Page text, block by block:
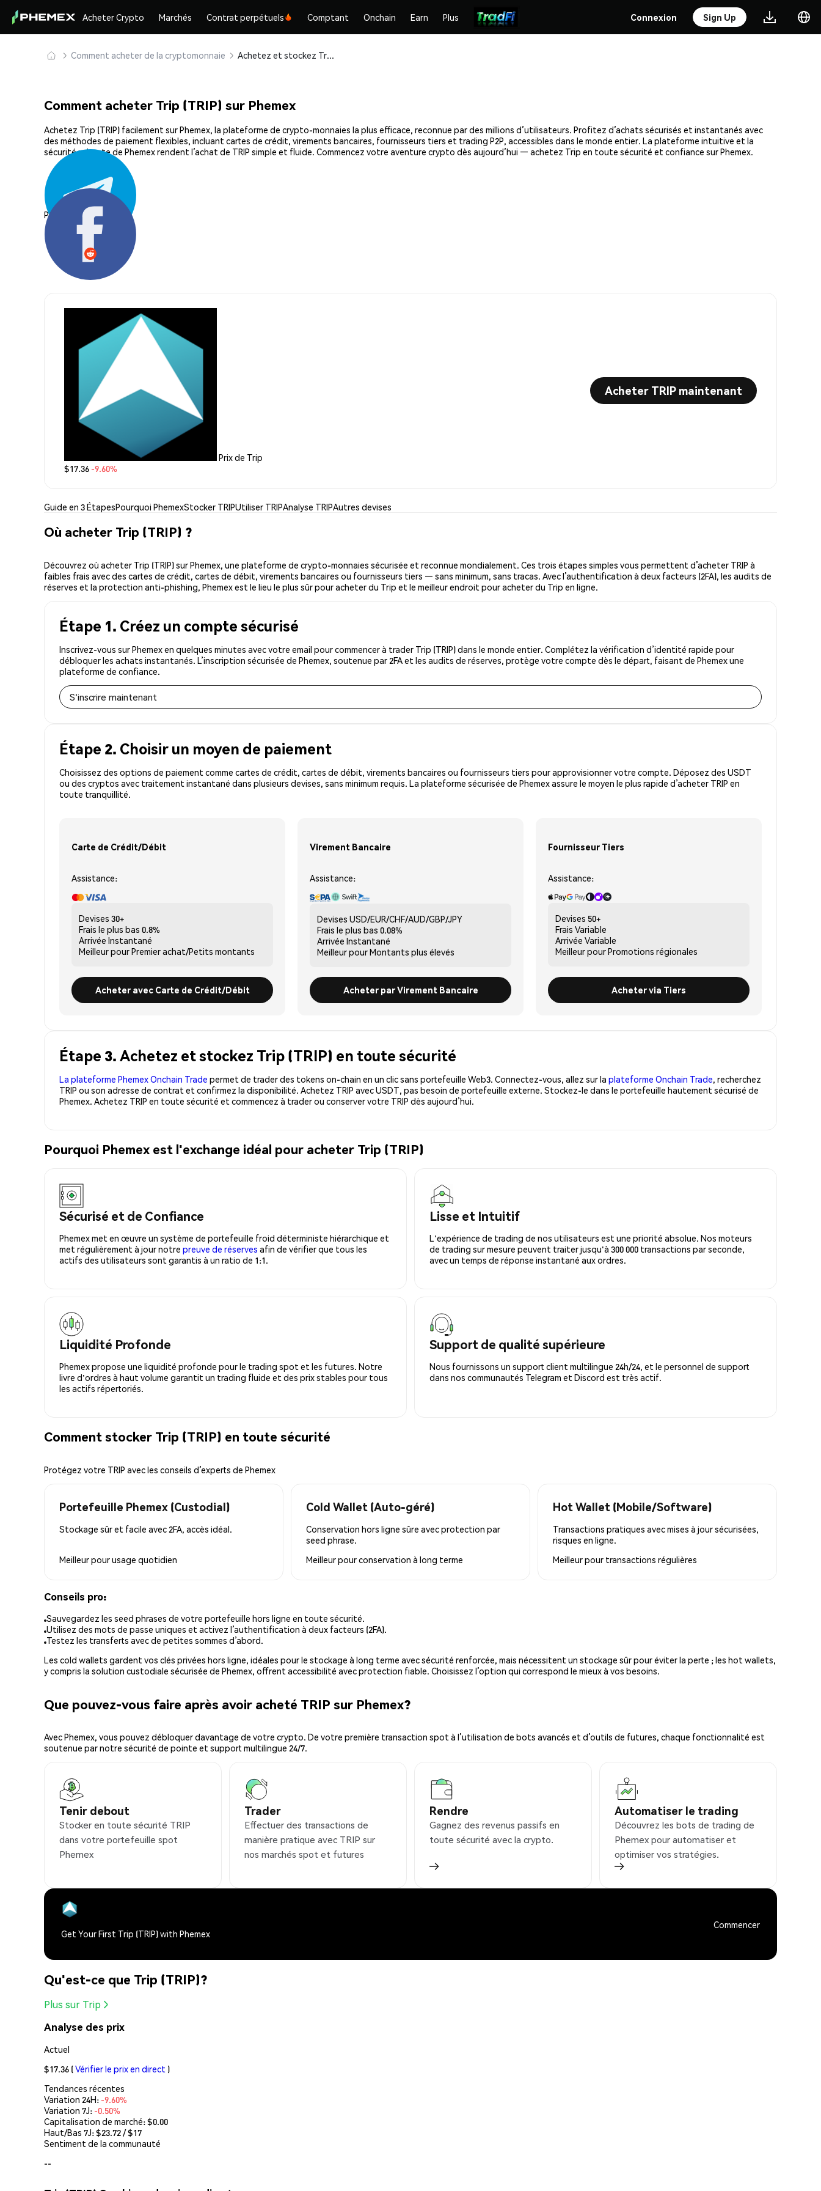
Acheter Crypto Marchés Contrat perpétuels Comptant Onchain Earn Plus Connexion Sign Up
Comment acheter de la cryptomonnaie Achetez et stockez Trip (TRIP) en toute sécurité
Comment acheter Trip (TRIP) sur Phemex
Achetez Trip (TRIP) facilement sur Phemex, la plateforme de crypto-monnaies la plus efficace, reconnue par des millions d’utilisateurs. Profitez d’achats sécurisés et instantanés avec
des méthodes de paiement flexibles, incluant cartes de crédit, virements bancaires, fournisseurs tiers et trading P2P, accessibles dans le monde entier. La plateforme intuitive et la
sécurité robuste de Phemex rendent l’achat de TRIP simple et fluide. Commencez votre aventure crypto dès aujourd’hui — achetez Trip en toute sécurité et confiance sur Phemex.
Partager:
Prix de Trip
$17.36 -9.60%
Acheter TRIP maintenant
Guide en 3 ÉtapesPourquoi PhemexStocker TRIPUtiliser TRIPAnalyse TRIPAutres devises
Où acheter Trip (TRIP) ?
Découvrez où acheter Trip (TRIP) sur Phemex, une plateforme de crypto-monnaies sécurisée et reconnue mondialement. Ces trois étapes simples vous permettent d’acheter TRIP à
faibles frais avec des cartes de crédit, cartes de débit, virements bancaires ou fournisseurs tiers — sans minimum, sans tracas. Avec l’authentification à deux facteurs (2FA), les audits de
réserves et la protection anti-phishing, Phemex est le lieu le plus sûr pour acheter du Trip et le meilleur endroit pour acheter du Trip en ligne.
Étape 1. Créez un compte sécurisé
Inscrivez-vous sur Phemex en quelques minutes avec votre email pour commencer à trader Trip (TRIP) dans le monde entier. Complétez la vérification d’identité rapide pour
débloquer les achats instantanés. L’inscription sécurisée de Phemex, soutenue par 2FA et les audits de réserves, protège votre compte dès le départ, faisant de Phemex une
plateforme de confiance.
S'inscrire maintenant
Étape 2. Choisir un moyen de paiement
Choisissez des options de paiement comme cartes de crédit, cartes de débit, virements bancaires ou fournisseurs tiers pour approvisionner votre compte. Déposez des USDT
ou des cryptos avec traitement instantané dans plusieurs devises, sans minimum requis. La plateforme sécurisée de Phemex assure le moyen le plus rapide d’acheter TRIP en
toute tranquillité.
Carte de Crédit/Débit
Assistance:
Devises 30+
Frais le plus bas 0.8%
Arrivée Instantané
Meilleur pourPremier achat/Petits montants
Acheter avec Carte de Crédit/Débit
Virement Bancaire
Assistance:
Devises USD/EUR/CHF/AUD/GBP/JPY
Frais le plus bas 0.08%
Arrivée Instantané
Meilleur pourMontants plus élevés
Acheter par Virement Bancaire
Fournisseur Tiers
Assistance:
Devises 50+
Frais Variable
Arrivée Variable
Meilleur pourPromotions régionales
Acheter via Tiers
Étape 3. Achetez et stockez Trip (TRIP) en toute sécurité
La plateforme Phemex Onchain Trade permet de trader des tokens on-chain en un clic sans portefeuille Web3. Connectez-vous, allez sur la plateforme Onchain Trade, recherchez
TRIP ou son adresse de contrat et confirmez la disponibilité. Achetez TRIP avec USDT, pas besoin de portefeuille externe. Stockez-le dans le portefeuille hautement sécurisé de
Phemex. Achetez TRIP en toute sécurité et commencez à trader ou conserver votre TRIP dès aujourd’hui.
Pourquoi Phemex est l'exchange idéal pour acheter Trip (TRIP)
Sécurisé et de Confiance
Phemex met en œuvre un système de portefeuille froid déterministe hiérarchique et
met régulièrement à jour notre preuve de réserves afin de vérifier que tous les
actifs des utilisateurs sont garantis à un ratio de 1:1.
Lisse et Intuitif
L'expérience de trading de nos utilisateurs est une priorité absolue. Nos moteurs
de trading sur mesure peuvent traiter jusqu'à 300 000 transactions par seconde,
avec un temps de réponse instantané aux ordres.
Liquidité Profonde
Phemex propose une liquidité profonde pour le trading spot et les futures. Notre
livre d'ordres à haut volume garantit un trading fluide et des prix stables pour tous
les actifs répertoriés.
Support de qualité supérieure
Nous fournissons un support client multilingue 24h/24, et le personnel de support
dans nos communautés Telegram et Discord est très actif.
Comment stocker Trip (TRIP) en toute sécurité
Protégez votre TRIP avec les conseils d’experts de Phemex
Portefeuille Phemex (Custodial)
Stockage sûr et facile avec 2FA, accès idéal.
Meilleur pourusage quotidien
Cold Wallet (Auto-géré)
Conservation hors ligne sûre avec protection par
seed phrase.
Meilleur pourconservation à long terme
Hot Wallet (Mobile/Software)
Transactions pratiques avec mises à jour sécurisées,
risques en ligne.
Meilleur pour transactions régulières
Conseils pro:
Sauvegardez les seed phrases de votre portefeuille hors ligne en toute sécurité.
Utilisez des mots de passe uniques et activez l’authentification à deux facteurs (2FA).
Testez les transferts avec de petites sommes d’abord.
Les cold wallets gardent vos clés privées hors ligne, idéales pour le stockage à long terme avec sécurité renforcée, mais nécessitent un stockage sûr pour éviter la perte ; les hot wallets,
y compris la solution custodiale sécurisée de Phemex, offrent accessibilité avec protection fiable. Choisissez l’option qui correspond le mieux à vos besoins.
Que pouvez-vous faire après avoir acheté TRIP sur Phemex?
Avec Phemex, vous pouvez débloquer davantage de votre crypto. De votre première transaction spot à l’utilisation de bots avancés et d’outils de futures, chaque fonctionnalité est
soutenue par notre sécurité de pointe et support multilingue 24/7.
Tenir debout
Stocker en toute sécurité TRIP
dans votre portefeuille spot
Phemex
Trader
Effectuer des transactions de
manière pratique avec TRIP sur
nos marchés spot et futures
Rendre
Gagnez des revenus passifs en
toute sécurité avec la crypto.
Automatiser le trading
Découvrez les bots de trading de
Phemex pour automatiser et
optimiser vos stratégies.
Get Your First Trip (TRIP) with Phemex
Commencer
Qu'est-ce que Trip (TRIP)?
Plus sur Trip
Analyse des prix
Actuel
$17.36 (Vérifier le prix en direct )
Tendances récentes
Variation 24H: -9.60%
Variation 7J: -0.50%
Capitalisation de marché:$0.00
Haut/Bas 7J: $23.72/ $17
Sentiment de la communauté
--